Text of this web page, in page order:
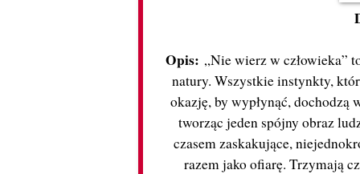
Opis: „Nie wierz w człowieka”
natury. Wszystkie instynkty,
okazję, by wypłynąć, dochodzą
tworząc jeden spójny obraz
czasem zaskakujące,
razem jako ofiarę. Trzymają